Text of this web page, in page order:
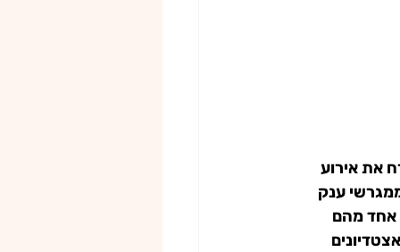
את אירוע
ענק
אחד מהם